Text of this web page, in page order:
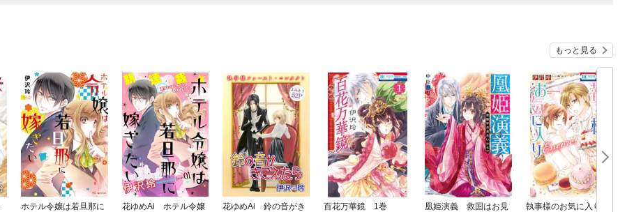
もっと見る
ホテル令嬢は若旦那に
花ゆめAi ホテル令嬢
花ゆめAi 鈴の音がき
百花万華鏡 1巻
凰姫演義 救国はお見
執事様のお気に入りEn